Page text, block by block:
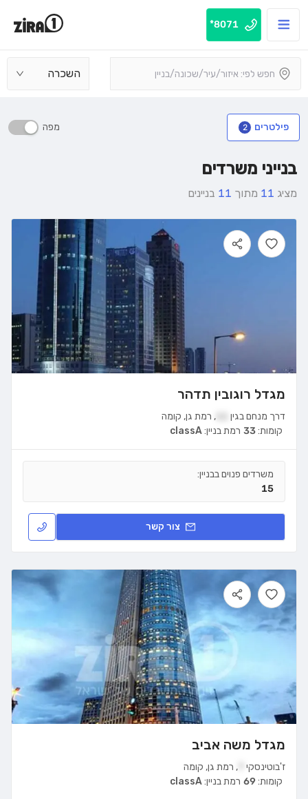
8071*
השכרה
פילטרים 2 מפה
בנייני משרדים
מציג 11 מתוך 11 בניינים
מגדל רוגובין תדהר
דרך מנחם בגין , רמת גן, קומה
רמת בניין:classA קומות:33
משרדים פנוים בבניין:
15
צור קשר
מגדל משה אביב
ז'בוטינסקי , רמת גן, קומה
רמת בניין:classA קומות:69